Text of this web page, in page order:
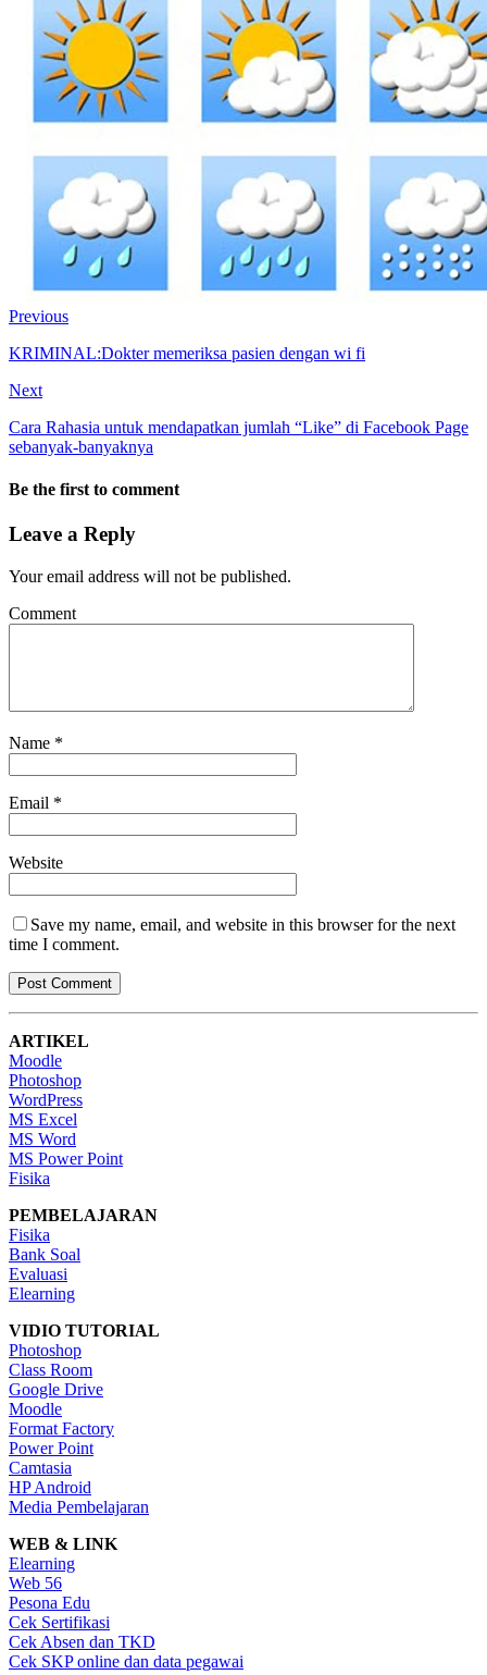
Previous
KRIMINAL:Dokter memeriksa pasien dengan wi fi
Next
Cara Rahasia untuk mendapatkan jumlah “Like” di Facebook Page
sebanyak-banyaknya
Be the first to comment
Leave a Reply
Your email address will not be published.
Comment
Name *
Email *
Website
Save my name, email, and website in this browser for the next
time I comment.
ARTIKEL
Moodle
Photoshop
WordPress
MS Excel
MS Word
MS Power Point
Fisika
PEMBELAJARAN
Fisika
Bank Soal
Evaluasi
Elearning
VIDIO TUTORIAL
Photoshop
Class Room
Google Drive
Moodle
Format Factory
Power Point
Camtasia
HP Android
Media Pembelajaran
WEB & LINK
Elearning
Web 56
Pesona Edu
Cek Sertifikasi
Cek Absen dan TKD
Cek SKP online dan data pegawai